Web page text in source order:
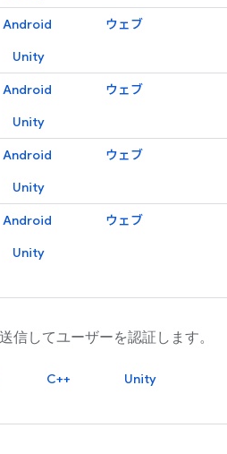
Android
ウェブ
Unity
Android
ウェブ
Unity
Android
ウェブ
Unity
Android
ウェブ
Unity
信してユーザーを認証します。
C++ Unity